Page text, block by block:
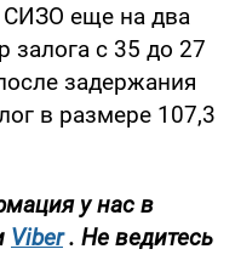
СИЗО еще на два
залога с 35 до 27
задержания
в размере 107,3
у нас в
Viber . Не ведитесь